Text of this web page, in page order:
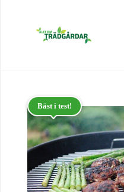
Bäst i test!